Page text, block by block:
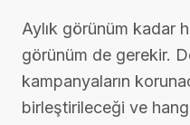
Aylık görünüm kadar
görünüm de gerekir.
kampanyaların
birleştirileceği ve